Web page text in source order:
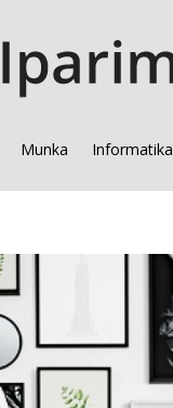
Munka Informatika